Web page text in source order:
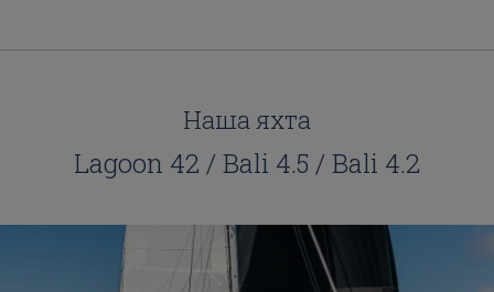
Наша яхта
Lagoon 42 / Bali 4.5 / Bali 4.2